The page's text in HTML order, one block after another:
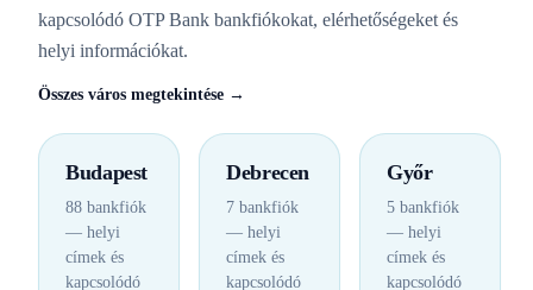
kapcsolódó OTP Bank bankfiókokat, elérhetőségeket és
helyi információkat.
Összes város megtekintése →
Budapest
88 bankfiók
— helyi
címek és
kapcsolódó
Debrecen
7 bankfiók
— helyi
címek és
kapcsolódó
Győr
5 bankfiók
— helyi
címek és
kapcsolódó